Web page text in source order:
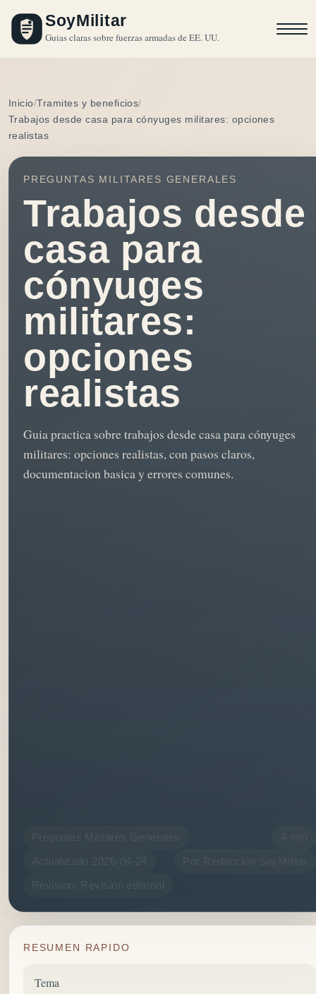
SoyMilitar
Guias claras sobre fuerzas armadas de EE. UU.
Inicio Tramites y beneficios
Trabajos desde casa para cónyuges militares: opciones
realistas
PREGUNTAS MILITARES GENERALES
Trabajos desde
casa para
cónyuges
militares:
opciones
realistas
Guia practica sobre trabajos desde casa para cónyuges
militares: opciones realistas, con pasos claros,
documentacion basica y errores comunes.
Preguntas Militares Generales
Actualizado 2026-04-24
Revision: Revisión editorial
RESUMEN RAPIDO
Tema